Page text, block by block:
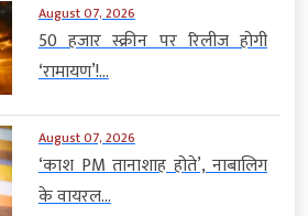
August 07, 2026
50 हजार स्क्रीन पर रिलीज होगी
‘रामायण’!...
August 07, 2026
‘काश PM तानाशाह होते’, नाबालिग
के वायरल...